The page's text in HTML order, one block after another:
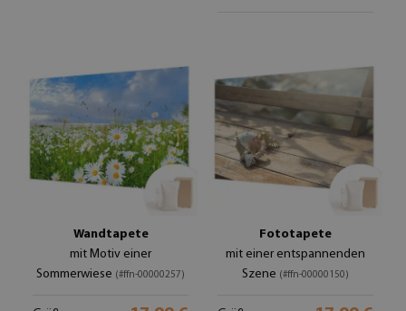
Wandtapete
mit Motiv einer
Sommerwiese (#ffn-00000257)
Fototapete
mit einer entspannenden
Szene (#ffn-00000150)